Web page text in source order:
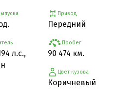
л.с.,
Привод
Передний
Пробег
90 474 км.
Цвет кузова
Коричневый